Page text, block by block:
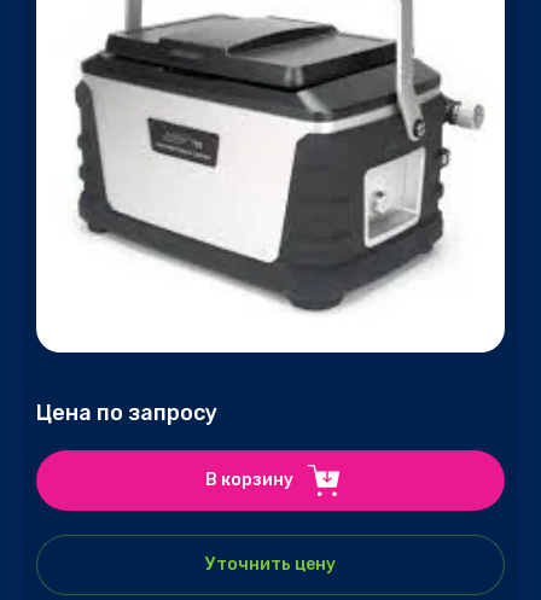
Цена по запросу
В корзину
Уточнить цену